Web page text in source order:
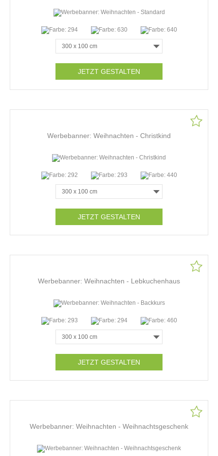
JETZT GESTALTEN
Werbebanner: Weihnachten - Christkind
JETZT GESTALTEN
Werbebanner: Weihnachten - Lebkuchenhaus
JETZT GESTALTEN
Werbebanner: Weihnachten - Weihnachtsgeschenk